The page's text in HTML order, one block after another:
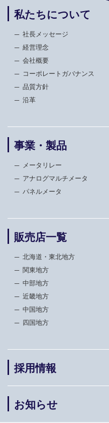
私たちについて
社長メッセージ
経営理念
会社概要
コーポレートガバナンス
品質方針
沿革
事業・製品
メータリレー
アナログマルチメータ
パネルメータ
販売店一覧
北海道・東北地方
関東地方
中部地方
近畿地方
中国地方
四国地方
採用情報
お知らせ